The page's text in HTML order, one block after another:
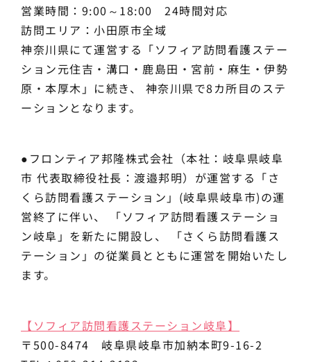
営業時間：9:00～18:00 24時間対応
訪問エリア：小田原市全域
神奈川県にて運営する「ソフィア訪問看護ステー
ション元住吉・溝口・鹿島田・宮前・麻生・伊勢
原・本厚木」に続き、 神奈川県で8カ所目のステ
ーションとなります。
●フロンティア邦隆株式会社（本社：岐阜県岐阜
市 代表取締役社長：渡邉邦明）が運営する「さ
くら訪問看護ステーション」(岐阜県岐阜市)の運
営終了に伴い、 「ソフィア訪問看護ステーショ
ン岐阜」を新たに開設し、 「さくら訪問看護ス
テーション」の従業員とともに運営を開始いたし
ます。
【ソフィア訪問看護ステーション岐阜】
〒500-8474 岐阜県岐阜市加納本町9-16-2